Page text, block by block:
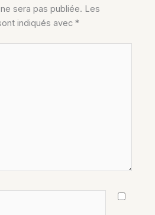
sera pas publiée. Les
indiqués avec*